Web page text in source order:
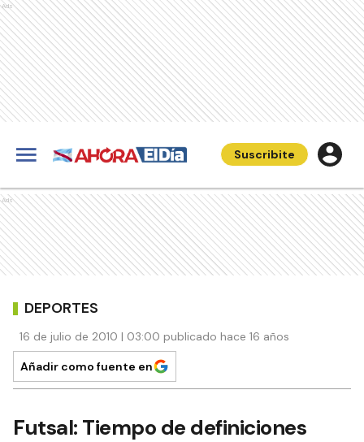
Ads
Suscribite
Ads
DEPORTES
16 de julio de 2010 | 03:00 publicado hace 16 años
Añadir como fuente en
Futsal: Tiempo de definiciones